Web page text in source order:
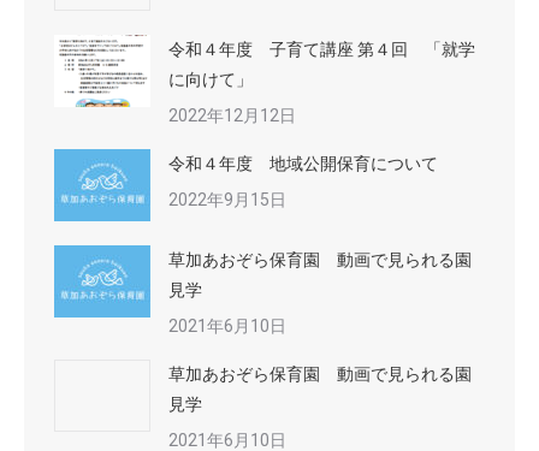
令和４年度 子育て講座 第４回 「就学
に向けて」
2022年12月12日
令和４年度 地域公開保育について
2022年9月15日
草加あおぞら保育園 動画で見られる園
見学
2021年6月10日
草加あおぞら保育園 動画で見られる園
見学
2021年6月10日